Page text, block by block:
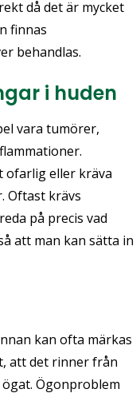
då det är mycket
finnas
behandlas.
i huden
vara tumörer,
ofarlig eller kräva
Oftast krävs
på precis vad
att man kan sätta in
kan ofta märkas
att det rinner från
Ögonproblem